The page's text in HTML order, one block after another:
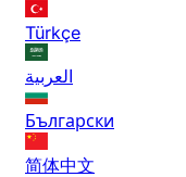
Türkçe
العربية
Български
简体中文